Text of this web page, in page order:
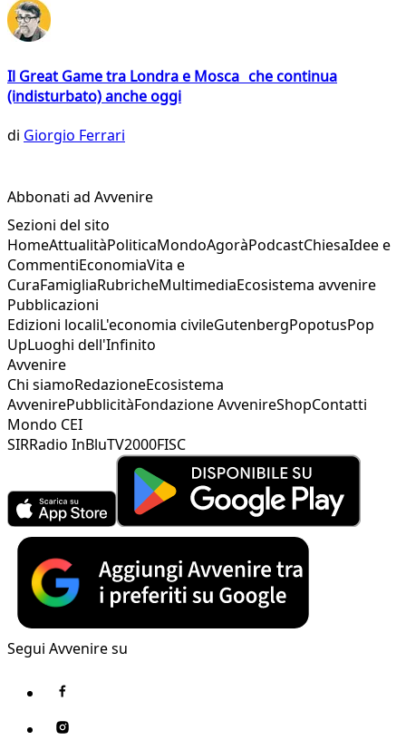
Il Great Game tra Londra e Mosca che continua
(indisturbato) anche oggi
di Giorgio Ferrari
Abbonati ad Avvenire
Sezioni del sito
HomeAttualitàPoliticaMondoAgoràPodcastChiesaIdee e
CommentiEconomiaVita e
CuraFamigliaRubricheMultimediaEcosistema avvenire
Pubblicazioni
Edizioni localiL'economia civileGutenbergPopotusPop
UpLuoghi dell'Infinito
Avvenire
Chi siamoRedazioneEcosistema
AvvenirePubblicitàFondazione AvvenireShopContatti
Mondo CEI
SIRRadio InBluTV2000FISC
Segui Avvenire su